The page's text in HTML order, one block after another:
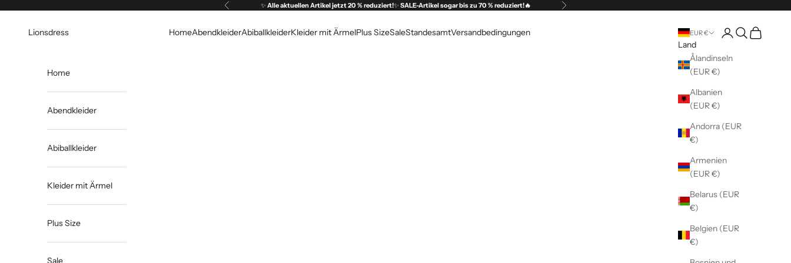
Zurück ✨ Alle aktuellen Artikel jetzt 20 % reduziert!✨ SALE-Artikel sogar bis zu 70 % reduziert!🔥 Vor
Lionsdress HomeAbendkleiderAbiballkleiderKleider mit ÄrmelPlus SizeSaleStandesamtVersandbedingungen EUR €
Land
Ålandinseln
(EUR €)
Albanien
(EUR €)
Andorra (EUR
€)
Armenien
(EUR €)
Belarus (EUR
€)
Belgien (EUR
€)
Suche öffnen
Home
Abendkleider
Abiballkleider
Kleider mit Ärmel
Plus Size
Sale